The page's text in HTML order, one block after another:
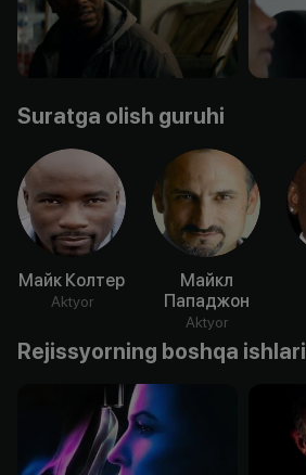
Suratga olish guruhi
Майк Колтер
Aktyor
Майкл
Пападжон
Aktyor
Rejissyorning boshqa ishlari